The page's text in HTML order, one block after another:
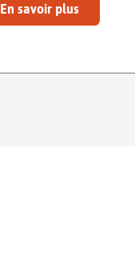
En savoir plus